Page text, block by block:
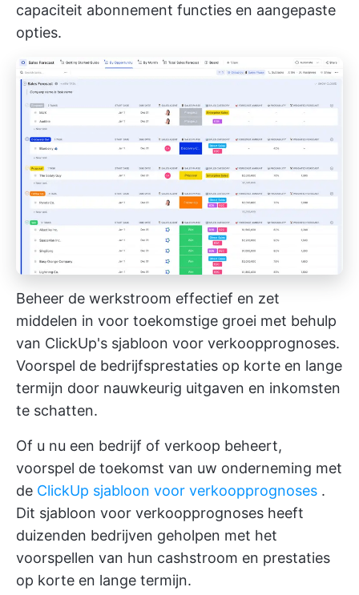
capaciteit abonnement functies en aangepaste
opties.
Beheer de werkstroom effectief en zet
middelen in voor toekomstige groei met behulp
van ClickUp's sjabloon voor verkoopprognoses.
Voorspel de bedrijfsprestaties op korte en lange
termijn door nauwkeurig uitgaven en inkomsten
te schatten.
Of u nu een bedrijf of verkoop beheert,
voorspel de toekomst van uw onderneming met
de ClickUp sjabloon voor verkoopprognoses .
Dit sjabloon voor verkoopprognoses heeft
duizenden bedrijven geholpen met het
voorspellen van hun cashstroom en prestaties
op korte en lange termijn.